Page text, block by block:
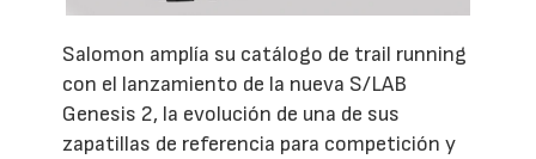
Salomon amplía su catálogo de trail running
con el lanzamiento de la nueva S/LAB
Genesis 2, la evolución de una de sus
zapatillas de referencia para competición y